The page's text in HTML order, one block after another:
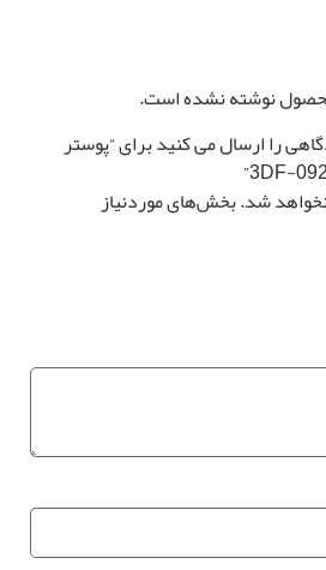
نوشته نشده است.
ارسال می کنید برای “پوستر
شد.بخش‌های موردنیاز